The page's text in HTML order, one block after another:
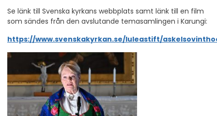
Se länk till Svenska kyrkans webbplats samt länk till en film
som sändes från den avslutande temasamlingen i Karungi:
https://www.svenskakyrkan.se/luleastift/